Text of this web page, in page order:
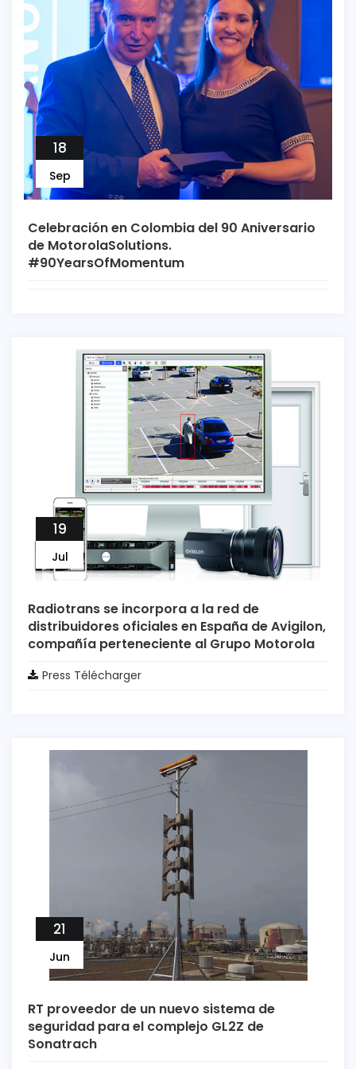
18
Sep
Celebración en Colombia del 90 Aniversario
de MotorolaSolutions.
#90YearsOfMomentum
19
Jul
Radiotrans se incorpora a la red de
distribuidores oficiales en España de Avigilon,
compañía perteneciente al Grupo Motorola
Press Télécharger
21
Jun
RT proveedor de un nuevo sistema de
seguridad para el complejo GL2Z de
Sonatrach